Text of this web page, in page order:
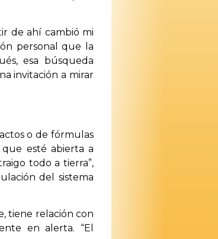
de ahí cambió mi
personal que la
esa búsqueda
invitación a mirar
o de fórmulas
que esté abierta a
todo a tierra”,
del sistema
tiene relación con
en alerta. “El